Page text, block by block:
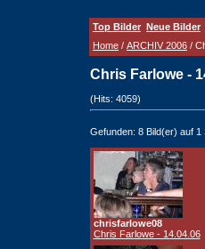
Top Bilder Neue Bilder
Home / ARCHIV 2006 /
Chris Farlowe -
(Hits: 4059)
Gefunden: 8 Bild(er) auf 1
chrisfarlowe08
Chris Farlowe - 14.04.06